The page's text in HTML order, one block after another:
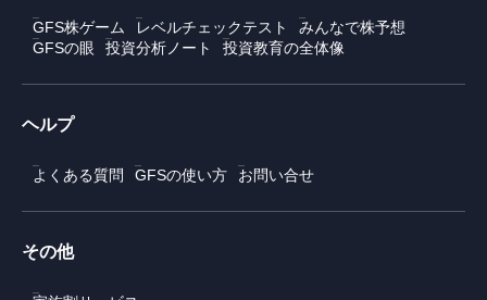
GFS株ゲーム レベルチェックテスト
みんなで株予想
GFSの眼
投資分析ノート 投資教育の全体像
ヘルプ
よくある質問 GFSの使い方 お問い合せ
その他